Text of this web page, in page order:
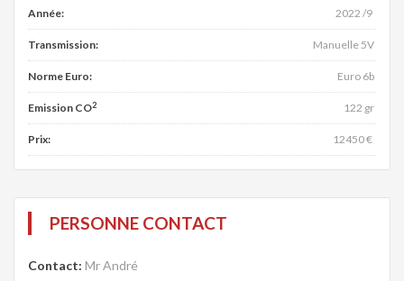
Année: 2022 /9
Transmission: Manuelle 5V
Norme Euro: Euro 6b
Emission CO2 122 gr
Prix: 12450 €
PERSONNE CONTACT
Contact: Mr André